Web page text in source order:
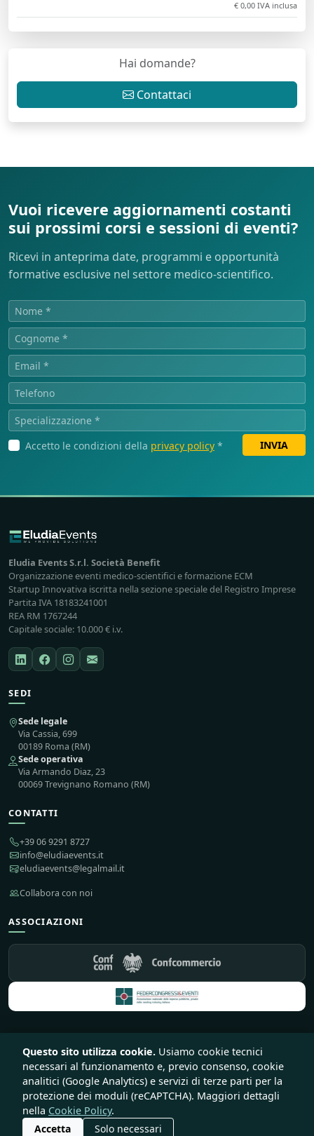
€ 0,00 IVA inclusa
Hai domande?
Contattaci
Iscriviti al corso
Vuoi ricevere aggiornamenti costanti
sui prossimi corsi e sessioni di eventi?
Ricevi in anteprima date, programmi e opportunità
formative esclusive nel settore medico-scientifico.
Accetto le condizioni della privacy policy * INVIA
Eludia Events S.r.l. Società Benefit
Organizzazione eventi medico-scientifici e formazione ECM
Startup Innovativa iscritta nella sezione speciale del Registro Imprese
Partita IVA 18183241001
REA RM 1767244
Capitale sociale: 10.000 € i.v.
SEDI
Sede legale
Via Cassia, 699
00189 Roma (RM)
Sede operativa
Via Armando Diaz, 23
00069 Trevignano Romano (RM)
CONTATTI
+39 06 9291 8727
info@eludiaevents.it
eludiaevents@legalmail.it
Collabora con noi
ASSOCIAZIONI
© 2026 Eludia Events S.r.l. Società Benefit — Tutti i diritti riservati
Sito e piattaforma creata con
♥da
Privacy
Cookie Termini Recesso e rimborsi
Questo sito utilizza cookie. Usiamo cookie tecnici
necessari al funzionamento e, previo consenso, cookie
analitici (Google Analytics) e servizi di terze parti per la
protezione dei moduli (reCAPTCHA). Maggiori dettagli
nella Cookie Policy.
Accetta
Solo necessari